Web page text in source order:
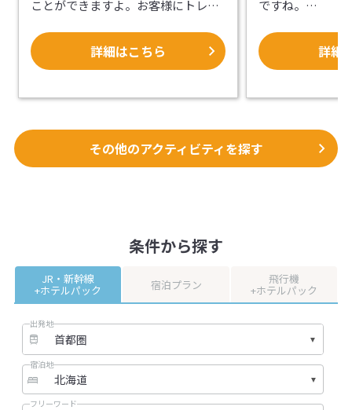
ことができますよ。お客様にトレッ
ガイドがしっかりとサポートいたし
ます。
大雪山は、北海道の最高峰である旭
岳（2,291m）をはじめ、20連峰にお
よぶ標高2,000m級の山々の総称で
道の美しい風景に感動したり、様々
な植物を観察したりしながら、のん
びりと歩いてみましょう！
【お客様のご要望に応じます！】
地域を知り尽くしたガイドがお客様
の要望に沿って、トレッキングのご
案内をします。行きたかったとこ
ろ、見たかったところ、どんどんお
聞かせください。また、お客様の体
力や経験にも応じてコースを決めて
詳細はこちら
ですね。
情緒溢れる小樽
物がよく似合い
着心地や生地の
【レトロモダン
物】
着物を着たまま
の伝統的な着物
い色目は若いお
と美しさを是非
い。
【情緒ある小樽
な着物で満喫】
お好きなお着物
詳細
その他のアクティビティを探す
条件から探す
JR・新幹線
+ホテルパック 宿泊プラン 飛行機
+ホテルパック
出発地
宿泊地
フリーワード